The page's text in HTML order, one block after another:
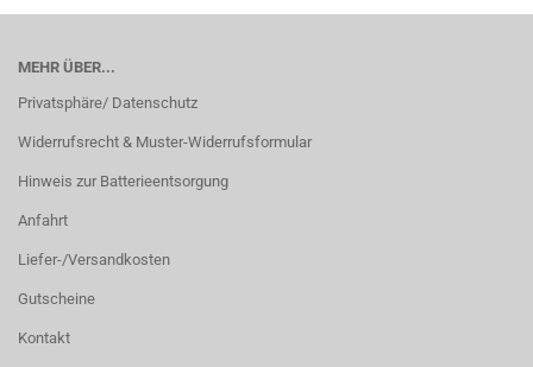
MEHR ÜBER...
Privatsphäre/ Datenschutz
Widerrufsrecht & Muster-Widerrufsformular
Hinweis zur Batterieentsorgung
Anfahrt
Liefer-/Versandkosten
Gutscheine
Kontakt